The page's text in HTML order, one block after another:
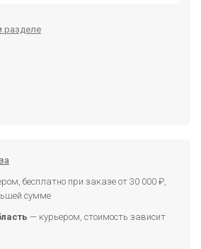
разделе
бесплатно при заказе от 30 000 ₽,
сумме
— курьером, стоимость зависит